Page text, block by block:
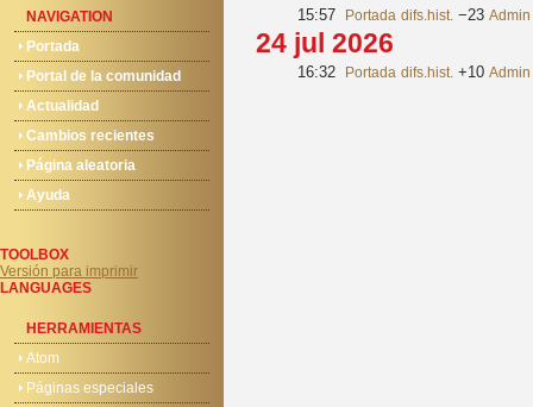
NAVIGATION
Portada
Portal de la comunidad
Actualidad
Cambios recientes
Página aleatoria
Ayuda
TOOLBOX
Versión para imprimir
LANGUAGES
HERRAMIENTAS
Atom
Páginas especiales
15:57 Portada difs.hist. −23 Admin
24 jul 2026
16:32 Portada difs.hist. +10 Admin